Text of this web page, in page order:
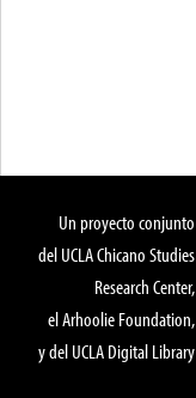
Un proyecto conjunto
del UCLA Chicano Studies
Research Center,
el Arhoolie Foundation,
y del UCLA Digital Library